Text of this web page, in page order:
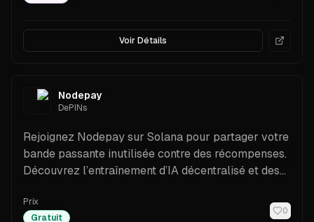
Voir Détails
Nodepay
DePINs
Rejoignez Nodepay sur Solana pour partager votre
bande passante inutilisée contre des récompenses.
Découvrez l’entraînement d’IA décentralisé et des
Prix
Gratuit
0